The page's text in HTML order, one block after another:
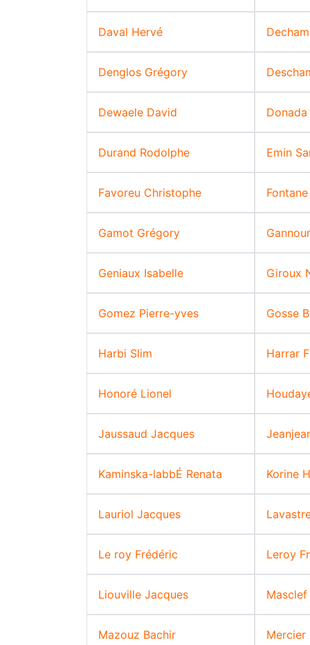
Daval Hervé
Denglos Grégory
Dewaele David
Durand Rodolphe Emin
Favoreu Christophe
Gamot Grégory
Geniaux Isabelle Giroux
Gomez Pierre-yves Gosse
Harbi Slim Harrar
Honoré Lionel
Jaussaud Jacques
Kaminska-labbÉ Renata Korine
Lauriol Jacques
Le roy Frédéric Leroy
Liouville Jacques
Mazouz Bachir Mercier